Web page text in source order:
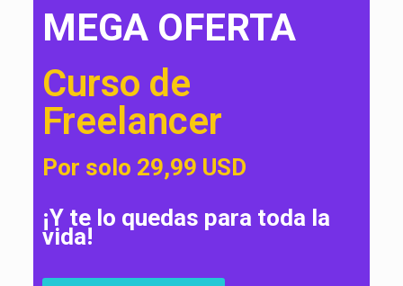
MEGA OFERTA
Curso de
Freelancer
Por solo 29,99 USD
¡Y te lo quedas para toda la
vida!